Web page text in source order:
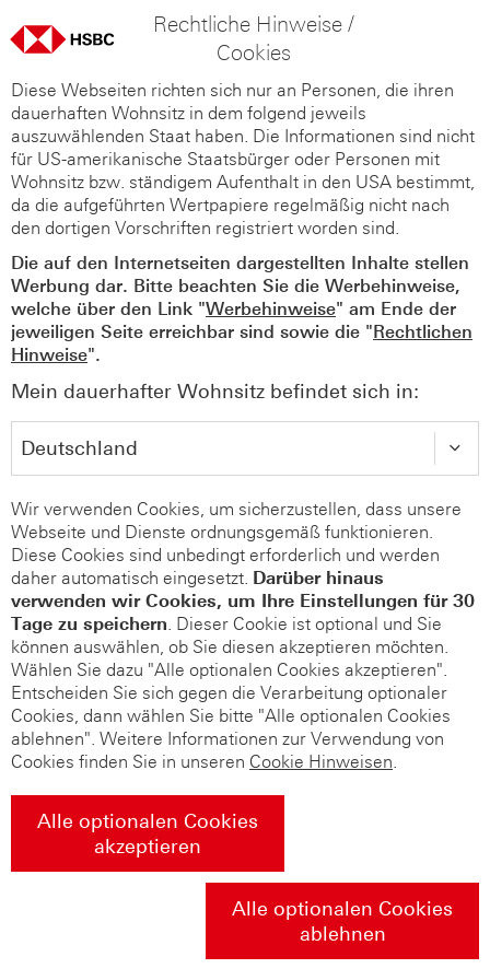
Rechtliche Hinweise /
Cookies
Diese Webseiten richten sich nur an Personen, die ihren
dauerhaften Wohnsitz in dem folgend jeweils
auszuwählenden Staat haben. Die Informationen sind nicht
für US-amerikanische Staatsbürger oder Personen mit
Wohnsitz bzw. ständigem Aufenthalt in den USA bestimmt,
da die aufgeführten Wertpapiere regelmäßig nicht nach
den dortigen Vorschriften registriert worden sind.
Die auf den Internetseiten dargestellten Inhalte stellen
Werbung dar. Bitte beachten Sie die Werbehinweise,
welche über den Link "Werbehinweise" am Ende der
jeweiligen Seite erreichbar sind sowie die "Rechtlichen
Hinweise".
Mein dauerhafter Wohnsitz befindet sich in:
Wir verwenden Cookies, um sicherzustellen, dass unsere
Webseite und Dienste ordnungsgemäß funktionieren.
Diese Cookies sind unbedingt erforderlich und werden
daher automatisch eingesetzt. Darüber hinaus
verwenden wir Cookies, um Ihre Einstellungen für 30
Tage zu speichern. Dieser Cookie ist optional und Sie
können auswählen, ob Sie diesen akzeptieren möchten.
Wählen Sie dazu "Alle optionalen Cookies akzeptieren".
Entscheiden Sie sich gegen die Verarbeitung optionaler
Cookies, dann wählen Sie bitte "Alle optionalen Cookies
ablehnen". Weitere Informationen zur Verwendung von
Cookies finden Sie in unseren Cookie Hinweisen.
Alle optionalen Cookies
akzeptieren
Alle optionalen Cookies
ablehnen